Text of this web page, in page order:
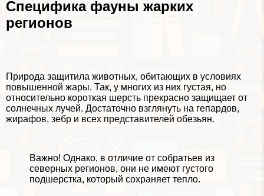
Специфика фауны жарких
регионов
Природа защитила животных, обитающих в условиях
повышенной жары. Так, у многих из них густая, но
относительно короткая шерсть прекрасно защищает от
солнечных лучей. Достаточно взглянуть на гепардов,
жирафов, зебр и всех представителей обезьян.
Важно! Однако, в отличие от собратьев из
северных регионов, они не имеют густого
подшерстка, который сохраняет тепло.